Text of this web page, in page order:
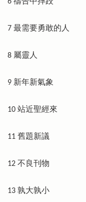
7 最需要勇敢的人
8 屬靈人
9 新年新氣象
10 站近聖經來
11 舊題新議
12 不良刊物
13 孰大孰小